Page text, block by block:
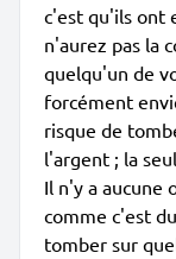
c'est qu'ils ont
n'aurez pas la
quelqu'un de
forcément
risque de
l'argent ; la
Il n'y a aucune
comme c'est
tomber sur